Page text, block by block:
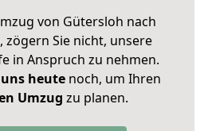
von Gütersloh nach
zögern Sie nicht, unsere
in Anspruch zu nehmen.
heutenoch, um Ihren
Umzug zu planen.